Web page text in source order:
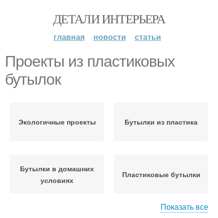
ДЕТАЛИ ИНТЕРЬЕРА
главная новости статьи
Проекты из пластиковых
бутылок
Экологичные проекты Бутылки из пластика
Бутылки в домашних
условиях
Пластиковые бутылки
Показать все